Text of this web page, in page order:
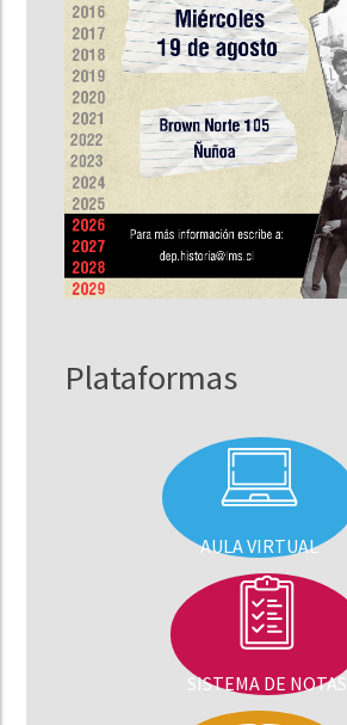
Plataformas
AULA VIRTUAL
SISTEMA DE NOTAS